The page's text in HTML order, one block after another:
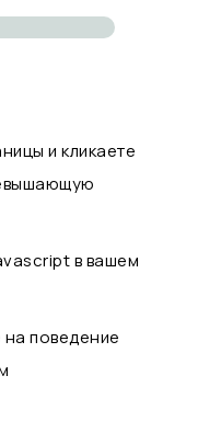
и кликаете
в вашем
поведение